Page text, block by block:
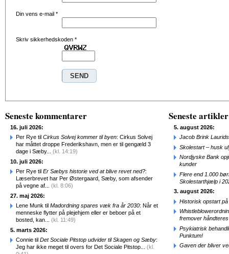
Din vens e-mail *
Skriv sikkerhedskoden *
Seneste kommentarer
16. juli 2026:
Per Rye til Cirkus Solvej kommer til byen: Cirkus Solvej
har måttet droppe Frederikshavn, men er til gengæld 3
dage i Sæby... (kl. 14:19)
10. juli 2026:
Per Rye til Er Sæbys historie ved at blive revet ned?:
Læserbrevet har Per Østergaard, Sæby, som afsender
på vegne af... (kl. 8:06)
27. maj 2026:
Lene Munk til Madordning spares væk fra år 2030: Når et
menneske flytter på plejehjem eller er beboer på et
bosted, kan... (kl. 11:49)
5. marts 2026:
Connie til Det Sociale Pitstop udvider til Skagen og Sæby:
Jeg har ikke meget til overs for Det Sociale Pitstop... (kl.
Seneste artikler
5. august 2026:
Jacob Brink
Skolestart – husk
Nordjyske Bank
kunder
Flere end 1.000
Skolestarthjælp i
3. august 2026:
Historisk opstart
fremover
Psykiatrisk
Punktum!
Gaven der bliver